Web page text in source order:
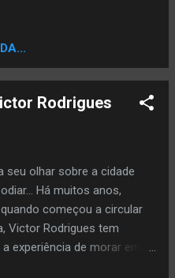
https://www.facebook.
Twitter:
Eman_Gee Mail:
Rodrigues
seu olhar sobre a cidade
Há muitos anos,
começou a circular
Victor Rodrigues tem
experiência de morar em